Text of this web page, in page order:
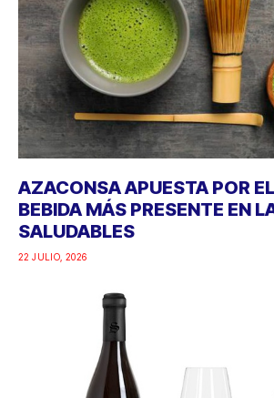
AZACONSA APUESTA POR
BEBIDA MÁS PRESENTE EN
SALUDABLES
22 JULIO, 2026